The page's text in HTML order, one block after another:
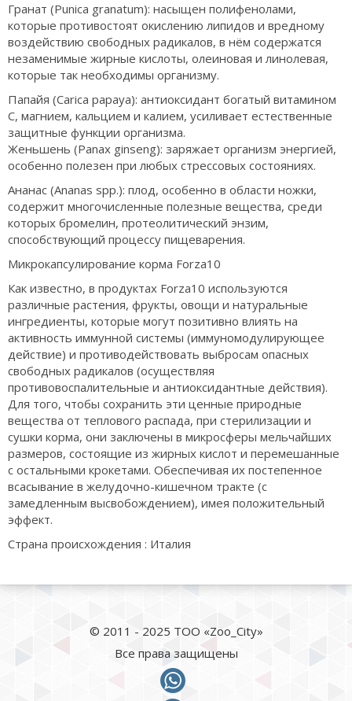
Гранат (Punica granatum): насыщен полифенолами,
которые противостоят окислению липидов и вредному
воздействию свободных радикалов, в нём содержатся
незаменимые жирные кислоты, олеиновая и линолевая,
которые так необходимы организму.
Папайя (Carica papaya): антиоксидант богатый витамином
С, магнием, кальцием и калием, усиливает естественные
защитные функции организма.
Женьшень (Panax ginseng): заряжает организм энергией,
особенно полезен при любых стрессовых состояниях.
Ананас (Ananas spp.): плод, особенно в области ножки,
содержит многочисленные полезные вещества, среди
которых бромелин, протеолитический энзим,
способствующий процессу пищеварения.
Микрокапсулирование корма Forza10
Как известно, в продуктах Forza10 используются
различные растения, фрукты, овощи и натуральные
ингредиенты, которые могут позитивно влиять на
активность иммунной системы (иммуномодулирующее
действие) и противодействовать выбросам опасных
свободных радикалов (осуществляя
противовоспалительные и антиоксидантные действия).
Для того, чтобы сохранить эти ценные природные
вещества от теплового распада, при стерилизации и
сушки корма, они заключены в микросферы мельчайших
размеров, состоящие из жирных кислот и перемешанные
с остальными крокетами. Обеспечивая их постепенное
всасывание в желудочно-кишечном тракте (с
замедленным высвобождением), имея положительный
эффект.
Страна происхождения : Италия
© 2011 - 2025 ТОО «Zoo_City»
Все права защищены